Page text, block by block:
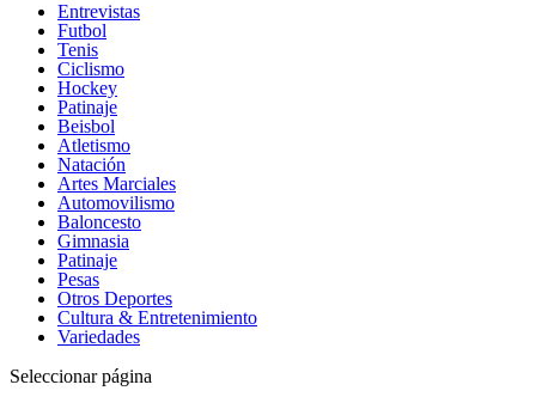
Entrevistas
Futbol
Tenis
Ciclismo
Hockey
Patinaje
Beisbol
Atletismo
Natación
Artes Marciales
Automovilismo
Baloncesto
Gimnasia
Patinaje
Pesas
Otros Deportes
Cultura & Entretenimiento
Variedades
Seleccionar página